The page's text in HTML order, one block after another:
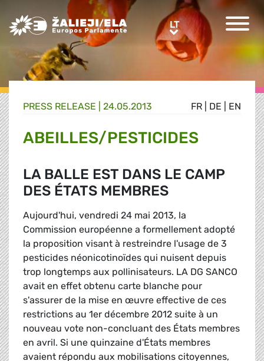
Greens/EFA Home LTLT
FR DE EN
PRESS RELEASE | 24.05.2013
ABEILLES/PESTICIDES
LA BALLE EST DANS LE CAMP
DES ÉTATS MEMBRES
Aujourd'hui, vendredi 24 mai 2013, la
Commission européenne a formellement adopté
la proposition visant à restreindre l'usage de 3
pesticides néonicotinoïdes qui nuisent depuis
trop longtemps aux pollinisateurs. LA DG SANCO
avait en effet obtenu carte blanche pour
s'assurer de la mise en œuvre effective de ces
restrictions au 1er décembre 2012 suite à un
nouveau vote non-concluant des États membres
en avril. Si une quinzaine d'États membres
avaient répondu aux mobilisations citoyennes,